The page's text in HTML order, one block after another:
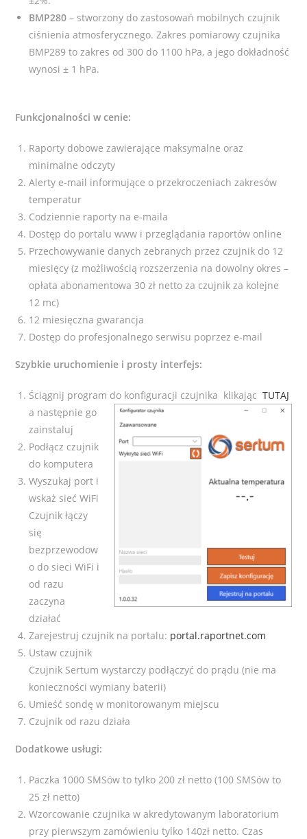
BMP280 – stworzony do zastosowań mobilnych czujnik
ciśnienia atmosferycznego. Zakres pomiarowy czujnika
BMP289 to zakres od 300 do 1100 hPa, a jego dokładność
wynosi ± 1 hPa.
Funkcjonalności w cenie:
Raporty dobowe zawierające maksymalne oraz
minimalne odczyty
Alerty e-mail informujące o przekroczeniach zakresów
temperatur
Codziennie raporty na e-maila
Dostęp do portalu www i przeglądania raportów online
Przechowywanie danych zebranych przez czujnik do 12
miesięcy (z możliwością rozszerzenia na dowolny okres –
opłata abonamentowa 30 zł netto za czujnik za kolejne
12 mc)
12 miesięczna gwarancja
Dostęp do profesjonalnego serwisu poprzez e-mail
Szybkie uruchomienie i prosty interfejs:
Ściągnij program do konfiguracji czujnika klikającTUTAJ
a następnie go
zainstaluj
Podłącz czujnik
do komputera
Wyszukaj port i
wskaż sieć WiFi
Czujnik łączy
się
bezprzewodow
o do sieci WiFi i
od razu
zaczyna
działać
Zarejestruj czujnik na portalu: portal.raportnet.com
Ustaw czujnik
Czujnik Sertum wystarczy podłączyć do prądu (nie ma
konieczności wymiany baterii)
Umieść sondę w monitorowanym miejscu
Czujnik od razu działa
Dodatkowe usługi:
Paczka 1000 SMSów to tylko 200 zł netto (100 SMSów to
25 zł netto)
Wzorcowanie czujnika w akredytowanym laboratorium
przy pierwszym zamówieniu tylko 140zł netto. Czas